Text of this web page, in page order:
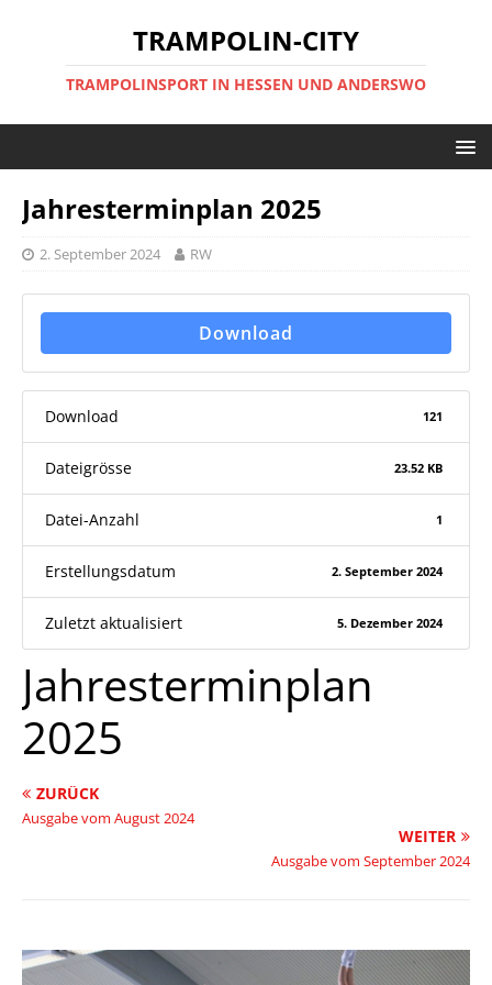
TRAMPOLIN-CITY
TRAMPOLINSPORT IN HESSEN UND ANDERSWO
Jahresterminplan 2025
2. September 2024 RW
Download
Download 121
Dateigrösse 23.52 KB
Datei-Anzahl 1
Erstellungsdatum 2. September 2024
Zuletzt aktualisiert 5. Dezember 2024
Jahresterminplan
2025
ZURÜCK
Ausgabe vom August 2024
WEITER
Ausgabe vom September 2024